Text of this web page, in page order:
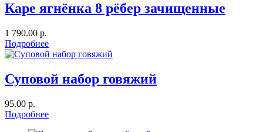
Каре ягнёнка 8 рёбер зачищенные
1 790.00 р.
Подробнее
Суповой набор говяжий
95.00 р.
Подробнее